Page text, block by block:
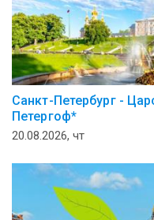
Санкт-Петербург -
Петергоф*
20.08.2026, чт